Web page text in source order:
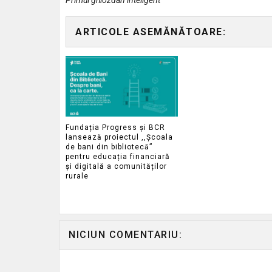
ARTICOLE ASEMĂNĂTOARE:
Fundația Progress și BCR
lansează proiectul ,,Școala
de bani din bibliotecă”
pentru educația financiară
și digitală a comunităților
rurale
NICIUN COMENTARIU: